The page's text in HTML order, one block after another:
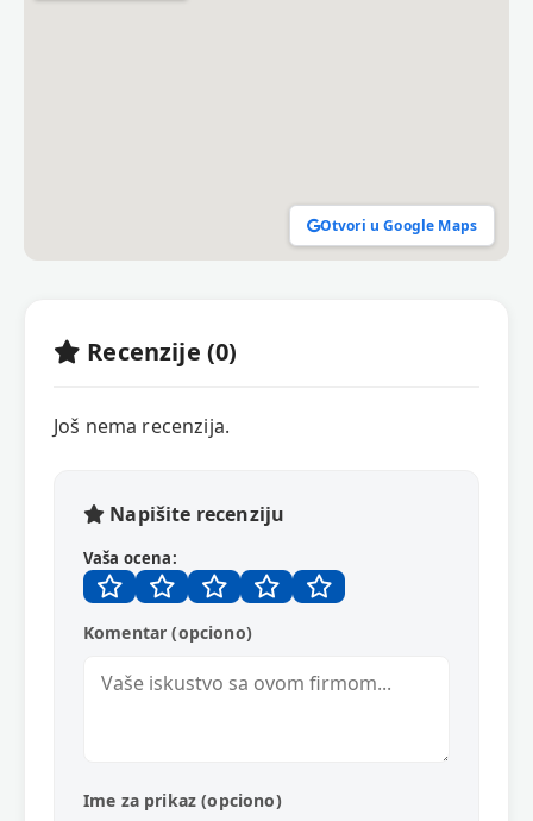
Otvori u Google Maps
Recenzije (0)
Još nema recenzija.
Napišite recenziju
Vaša ocena:
Komentar (opciono)
Ime za prikaz (opciono)